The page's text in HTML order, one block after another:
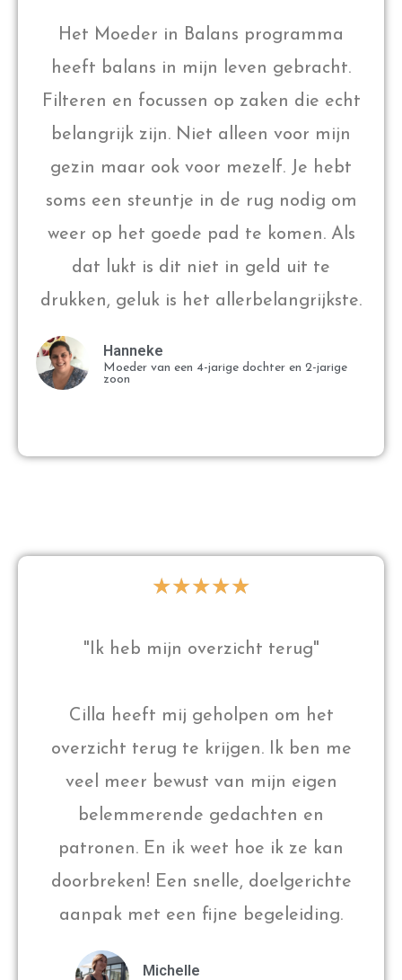
Het Moeder in Balans programma
heeft balans in mijn leven gebracht.
Filteren en focussen op zaken die echt
belangrijk zijn. Niet alleen voor mijn
gezin maar ook voor mezelf. Je hebt
soms een steuntje in de rug nodig om
weer op het goede pad te komen. Als
dat lukt is dit niet in geld uit te
drukken, geluk is het allerbelangrijkste.
Hanneke
Moeder van een 4-jarige dochter en 2-jarige
zoon
★★★★★
"Ik heb mijn overzicht terug"
Cilla heeft mij geholpen om het
overzicht terug te krijgen. Ik ben me
veel meer bewust van mijn eigen
belemmerende gedachten en
patronen. En ik weet hoe ik ze kan
doorbreken! Een snelle, doelgerichte
aanpak met een fijne begeleiding.
Michelle